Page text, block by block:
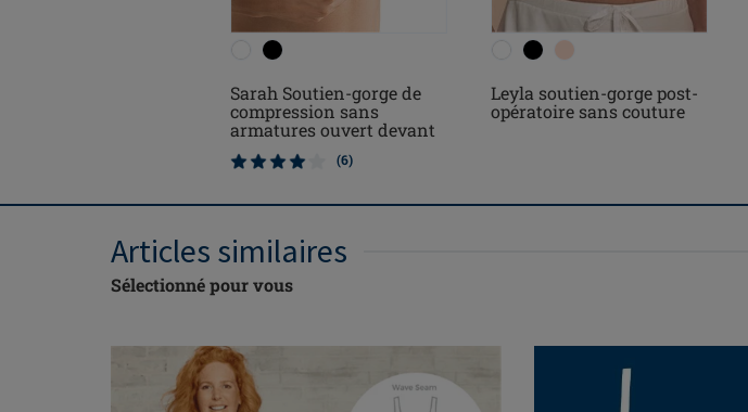
Sarah Soutien-gorge de
compression sans
armatures ouvert devant
(6)
Leyla soutien-gorge post-
opératoire sans couture
Articles similaires
Sélectionné pour vous